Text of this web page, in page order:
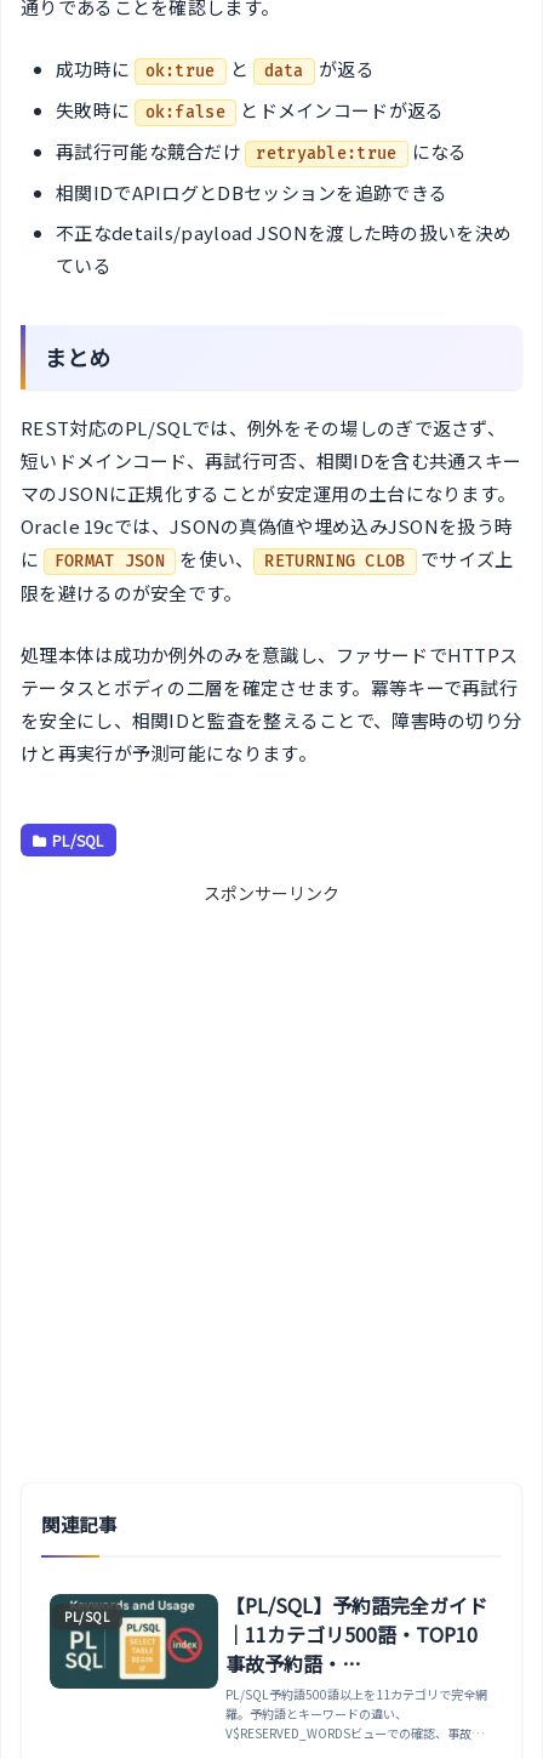
通りであることを確認します。
成功時に ok:true と data
が返る
失敗時に
ok:false とドメインコードが返る
再試行可能な競合だけ
retryable:true になる
相関IDでAPIログとDBセッションを追跡できる
不正なdetails/payload JSONを渡した時の扱いを決め
ている
まとめ
REST対応のPL/SQLでは、例外をその場しのぎで返さず、
短いドメインコード、再試行可否、相関IDを含む共通スキー
マのJSONに正規化することが安定運用の土台になります。
Oracle 19cでは、JSONの真偽値や埋め込みJSONを扱う時
に
FORMAT JSON を使い、 RETURNING CLOB
でサイズ上
限を避けるのが安全です。
処理本体は成功か例外のみを意識し、ファサードでHTTPス
テータスとボディの二層を確定させます。冪等キーで再試行
を安全にし、相関IDと監査を整えることで、障害時の切り分
けと再実行が予測可能になります。
PL/SQL
スポンサーリンク
関連記事
PL/SQL
【PL/SQL】予約語完全ガイド
｜11カテゴリ500語・TOP10
事故予約語・
V$RESERVED_WORDS・命名
規則・引用符識別子の罠
PL/SQL予約語500語以上を11カテゴリで完全網
羅。予約語とキーワードの違い、
V$RESERVED_WORDSビューでの確認、事故